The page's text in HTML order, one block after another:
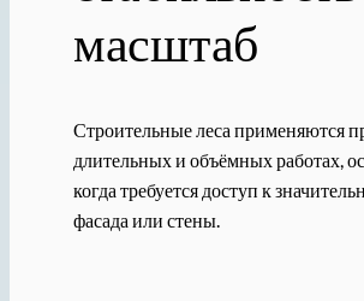
масштаб
Строительные леса применяются
длительных и объёмных работах,
когда требуется доступ к
фасада или стены.